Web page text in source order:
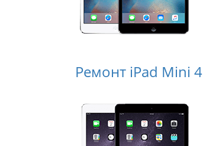
Ремонт iPad Mini 4